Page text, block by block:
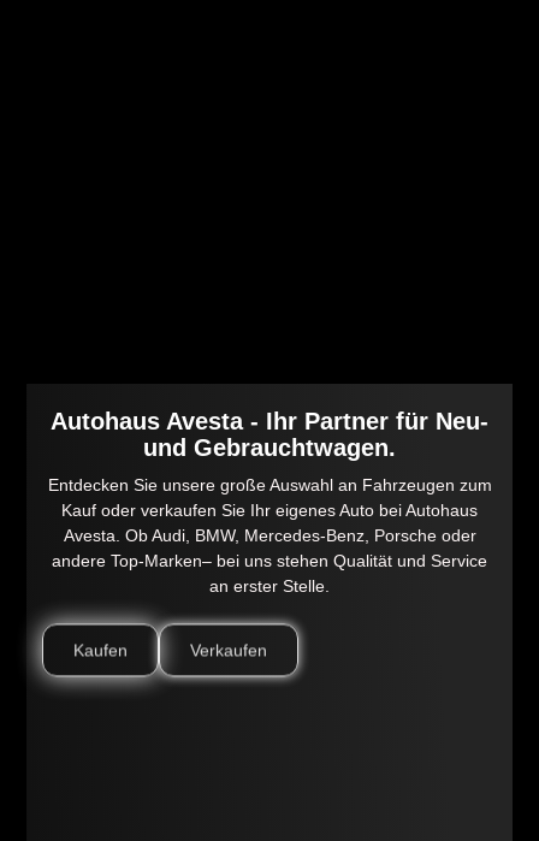
Autohaus Avesta - Ihr Partner für Neu-
und Gebrauchtwagen.
Entdecken Sie unsere große Auswahl an Fahrzeugen zum
Kauf oder verkaufen Sie Ihr eigenes Auto bei Autohaus
Avesta. Ob Audi, BMW, Mercedes-Benz, Porsche oder
andere Top-Marken– bei uns stehen Qualität und Service
an erster Stelle.
Kaufen Verkaufen